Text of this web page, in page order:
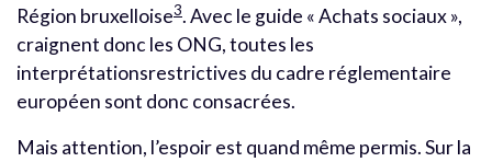
Région bruxelloise3. Avec le guide « Achats sociaux »,
craignent donc les ONG, toutes les
interprétationsrestrictives du cadre réglementaire
européen sont donc consacrées.
Mais attention, l’espoir est quand même permis. Sur la